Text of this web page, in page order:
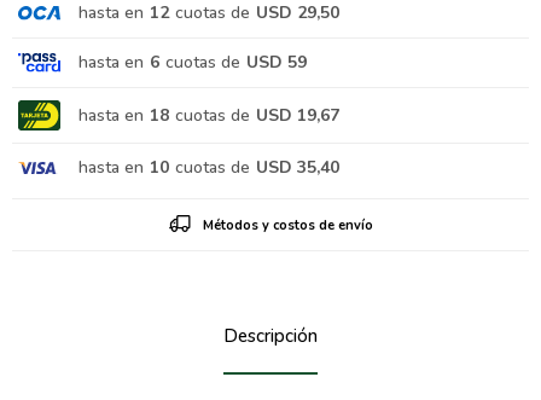
hasta en 12 cuotas de USD 29,50
hasta en 6 cuotas de USD 59
hasta en 18 cuotas de USD 19,67
hasta en 10 cuotas de USD 35,40
Métodos y costos de envío
Descripción